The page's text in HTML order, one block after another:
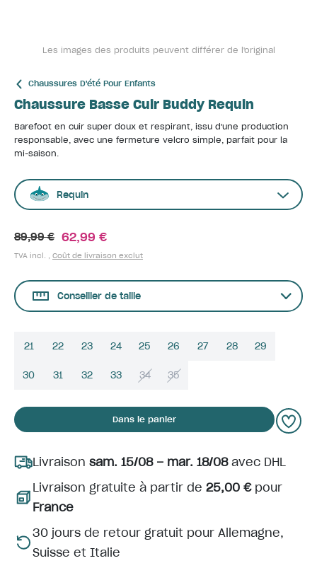
Les images des produits peuvent différer de l'original
Chaussures D'été Pour Enfants
Chaussure Basse Cuir Buddy Requin
Barefoot en cuir super doux et respirant, issu d'une production
responsable, avec une fermeture velcro simple, parfait pour la
mi-saison.
Requin
89,99 € 62,99 €
TVA incl. , Coût de livraison exclut
Conseiller de taille
21 22 23 24 25 26 27 28 29
30 31 32 33 34 35
Dans le panier
Livraison sam. 15/08 – mar. 18/08avec DHL
Livraison gratuite à partir de 25,00 €pour
France
30 jours de retour gratuit pour Allemagne,
Suisse et Italie